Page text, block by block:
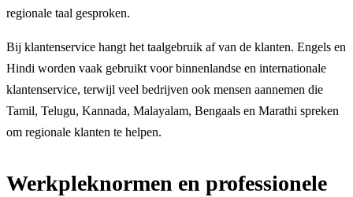
regionale taal gesproken.
Bij klantenservice hangt het taalgebruik af van de klanten. Engels en
Hindi worden vaak gebruikt voor binnenlandse en internationale
klantenservice, terwijl veel bedrijven ook mensen aannemen die
Tamil, Telugu, Kannada, Malayalam, Bengaals en Marathi spreken
om regionale klanten te helpen.
Werkpleknormen en professionele